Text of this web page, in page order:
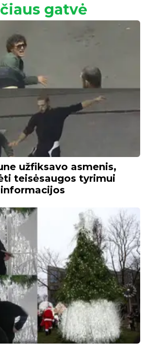
gatvė
užfiksavo asmenis,
teisėsaugos tyrimui